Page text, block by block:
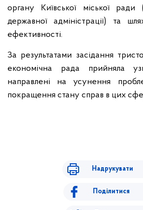
органу Київської міської ради
державної адміністрації) та
ефективності.
За результатами засідання
економічна рада прийняла
направлені на усунення
покращення стану справ в цих
Надрукувати
Поділитися